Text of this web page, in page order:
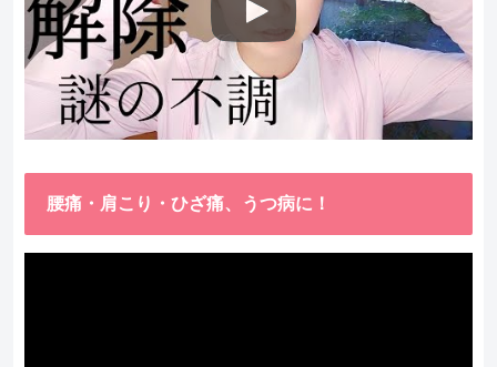
腰痛・肩こり・ひざ痛、うつ病に！